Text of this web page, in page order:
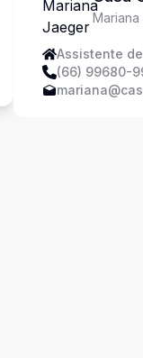
Assistente
(66) 99680-